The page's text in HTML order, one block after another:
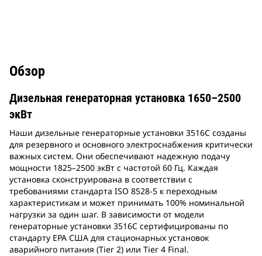
Обзор
Дизельная генераторная установка 1650–2500
экВт
Наши дизельные генераторные установки 3516C созданы
для резервного и основного электроснабжения критически
важных систем. Они обеспечивают надежную подачу
мощности 1825–2500 экВт с частотой 60 Гц. Каждая
установка сконструирована в соответствии с
требованиями стандарта ISO 8528-5 к переходным
характеристикам и может принимать 100% номинальной
нагрузки за один шаг. В зависимости от модели
генераторные установки 3516C сертифицированы по
стандарту EPA США для стационарных установок
аварийного питания (Tier 2) или Tier 4 Final.